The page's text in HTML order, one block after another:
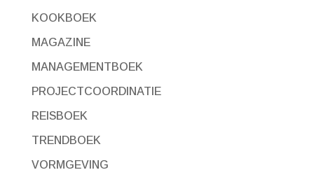
KOOKBOEK
MAGAZINE
MANAGEMENTBOEK
PROJECTCOORDINATIE
REISBOEK
TRENDBOEK
VORMGEVING